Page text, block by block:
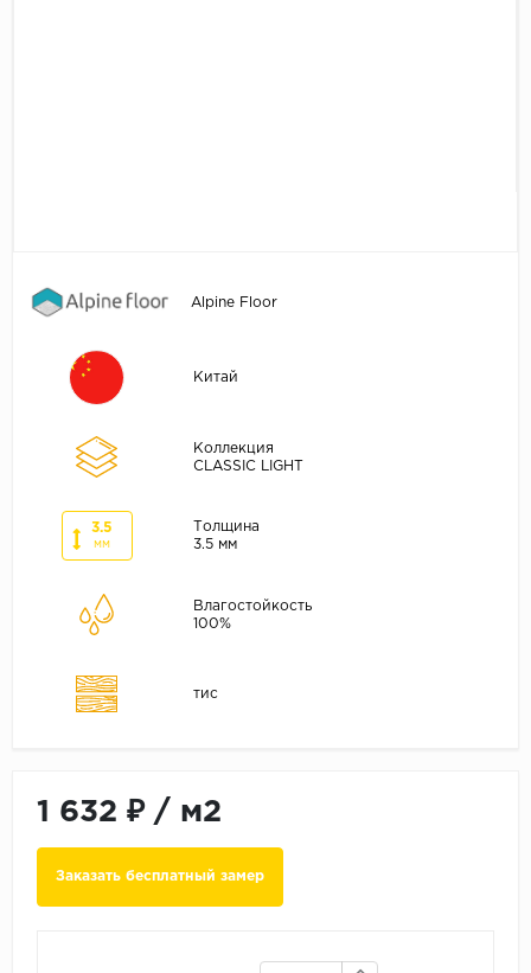
Alpine Floor
Китай
Коллекция
CLASSIC LIGHT
3.5
мм
Толщина
3.5 мм
Влагостойкость
100%
тис
1 632 ₽/ м2
Заказать бесплатный замер